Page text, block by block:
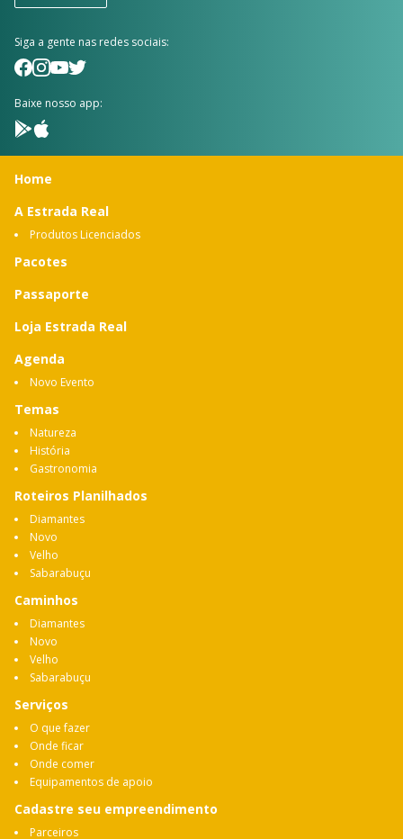
Siga a gente nas redes sociais:
Baixe nosso app:
Home
A Estrada Real
Produtos Licenciados
Pacotes
Passaporte
Loja Estrada Real
Agenda
Novo Evento
Temas
Natureza
História
Gastronomia
Roteiros Planilhados
Diamantes
Novo
Velho
Sabarabuçu
Caminhos
Diamantes
Novo
Velho
Sabarabuçu
Serviços
O que fazer
Onde ficar
Onde comer
Equipamentos de apoio
Cadastre seu empreendimento
Parceiros